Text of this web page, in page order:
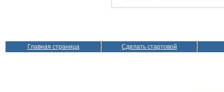
Главная страница Сделать стартовой